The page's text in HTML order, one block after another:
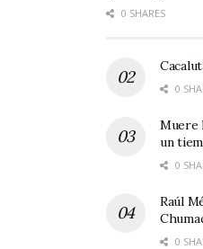
0 SHARES
0
Muere
un
0
Raúl
0